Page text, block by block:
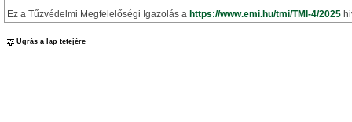
Ez a Tűzvédelmi Megfelelőségi Igazolás a https://www.emi.hu/tmi/TMI-4/2025
Ugrás a lap tetejére